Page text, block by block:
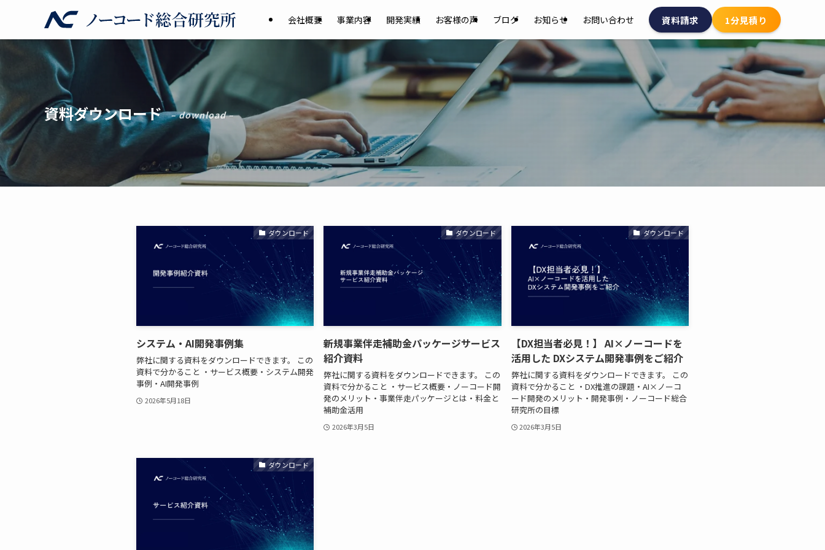
会社概要 事業内容 開発実績 お客様の声 ブログ お知らせ お問い合わせ 資料請求 1分見積り
資料ダウンロード – download –
ダウンロード
システム・AI開発事例集
弊社に関する資料をダウンロードできます。 この
資料で分かること ・サービス概要・システム開発
事例・AI開発事例
2026年5月18日
ダウンロード
新規事業伴走補助金パッケージサービス
紹介資料
弊社に関する資料をダウンロードできます。 この
資料で分かること ・サービス概要・ノーコード開
発のメリット・事業伴走パッケージとは・料金と
補助金活用
2026年3月5日
ダウンロード
【DX担当者必見！】 AI×ノーコードを
活用した DXシステム開発事例をご紹介
弊社に関する資料をダウンロードできます。 この
資料で分かること ・DX推進の課題・AI×ノーコ
ード開発のメリット・開発事例・ノーコード総合
研究所の目標
2026年3月5日
ダウンロード